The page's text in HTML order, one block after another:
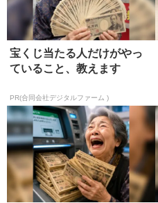
宝くじ当たる人だけがやっ
ていること、教えます
PR(合同会社デジタルファーム )